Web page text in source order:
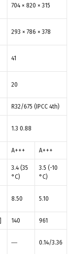
704 × 820 × 315
293 × 786 × 378
41
20
R32/675 (IPCC 4th)
1.3 0.88
A+++ A+++
3.4 (35
°C)
3.5 (-10
°C)
8.50 5.10
140 961
― 0.14/3.36